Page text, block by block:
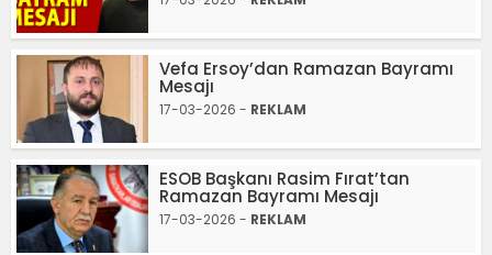
Vefa Ersoy’dan Ramazan Bayramı
Mesajı
17-03-2026 - REKLAM
ESOB Başkanı Rasim Fırat’tan
Ramazan Bayramı Mesajı
17-03-2026 - REKLAM